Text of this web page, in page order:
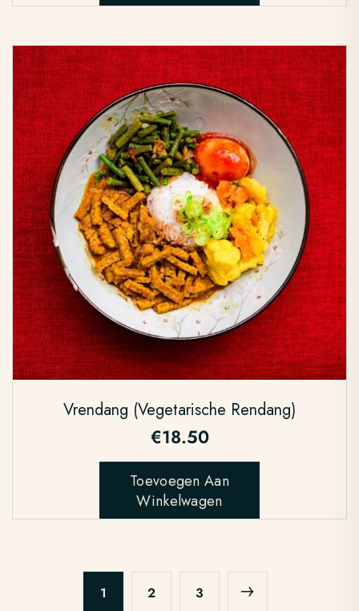
Vrendang (Vegetarische Rendang)
€18.50
Toevoegen Aan
Winkelwagen
1 2 3